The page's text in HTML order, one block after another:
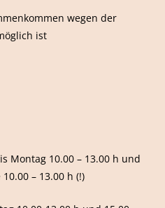
wegen der
ist
Montag 10.00 – 13.00 h und
– 13.00 h (!)